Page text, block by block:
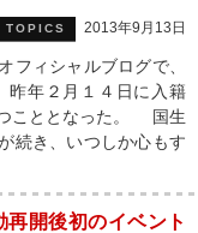
TOPICS 2013年9月13日
ィシャルブログで、
昨年２月１４日に入籍
こととなった。 国生
続き、いつしか心もす
再開後初のイベント